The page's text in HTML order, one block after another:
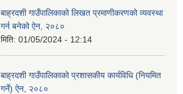
बाह्रदशी गाउँपालिकाको लिखत प्रमाणीकरणको व्यवस्था
गर्न बनेको ऐन, २०८०
मिति: 01/05/2024 - 12:14
बाह्रदशी गाउँपालिकाको प्रशासकीय कार्यविधि (नियमित
गर्ने) ऐन, २०८०